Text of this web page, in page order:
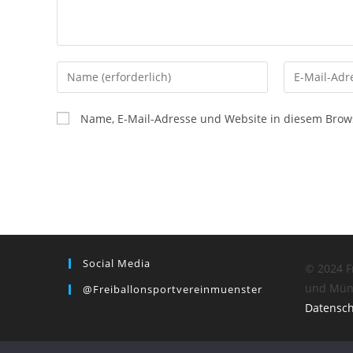
Gib
deinen
Namen
oder
Gib
deine
Name, E-Mail-Adresse und Website in diesem
Social Media
@freiballonsportvereinmuenster
© 2024
und